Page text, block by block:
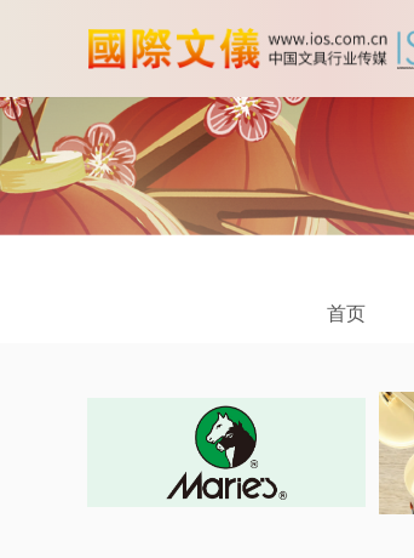
首页